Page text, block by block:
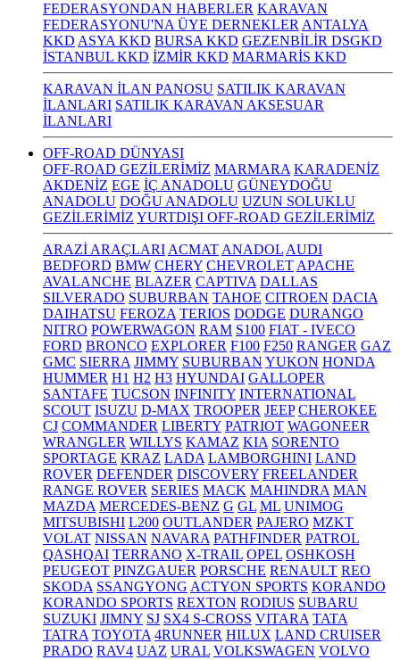
FEDERASYONDAN HABERLER KARAVAN
FEDERASYONU'NA ÜYE DERNEKLER ANTALYA
KKD ASYA KKD BURSA KKD GEZENBİLİR DSGKD
İSTANBUL KKD İZMİR KKD MARMARİS KKD
KARAVAN İLAN PANOSU SATILIK KARAVAN
İLANLARI SATILIK KARAVAN AKSESUAR
İLANLARI
OFF-ROAD DÜNYASI
OFF-ROAD GEZİLERİMİZ MARMARA KARADENİZ
AKDENİZ EGE İÇ ANADOLU GÜNEYDOĞU
ANADOLU DOĞU ANADOLU UZUN SOLUKLU
GEZİLERİMİZ YURTDIŞI OFF-ROAD GEZİLERİMİZ
ARAZİ ARAÇLARI ACMAT ANADOL AUDI
BEDFORD BMW CHERY CHEVROLET APACHE
AVALANCHE BLAZER CAPTIVA DALLAS
SILVERADO SUBURBAN TAHOE CITROEN DACIA
DAIHATSU FEROZA TERIOS DODGE DURANGO
NITRO POWERWAGON RAM S100 FIAT - IVECO
FORD BRONCO EXPLORER F100 F250 RANGER GAZ
GMC SIERRA JIMMY SUBURBAN YUKON HONDA
HUMMER H1 H2 H3 HYUNDAI GALLOPER
SANTAFE TUCSON INFINITY INTERNATIONAL
SCOUT ISUZU D-MAX TROOPER JEEP CHEROKEE
CJ COMMANDER LIBERTY PATRIOT WAGONEER
WRANGLER WILLYS KAMAZ KIA SORENTO
SPORTAGE KRAZ LADA LAMBORGHINI LAND
ROVER DEFENDER DISCOVERY FREELANDER
RANGE ROVER SERIES MACK MAHINDRA MAN
MAZDA MERCEDES-BENZ G GL ML UNIMOG
MITSUBISHI L200 OUTLANDER PAJERO MZKT
VOLAT NISSAN NAVARA PATHFINDER PATROL
QASHQAI TERRANO X-TRAIL OPEL OSHKOSH
PEUGEOT PINZGAUER PORSCHE RENAULT REO
SKODA SSANGYONG ACTYON SPORTS KORANDO
KORANDO SPORTS REXTON RODIUS SUBARU
SUZUKI JIMNY SJ SX4 S-CROSS VITARA TATA
TATRA TOYOTA 4RUNNER HILUX LAND CRUISER
PRADO RAV4 UAZ URAL VOLKSWAGEN VOLVO